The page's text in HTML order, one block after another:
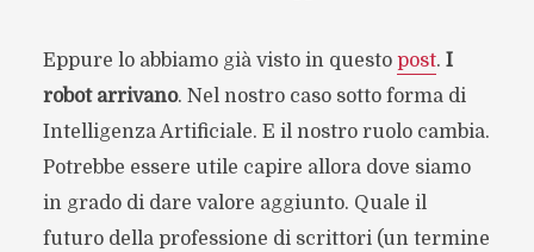
Eppure lo abbiamo già visto in questo post. I
robot arrivano. Nel nostro caso sotto forma di
Intelligenza Artificiale. E il nostro ruolo cambia.
Potrebbe essere utile capire allora dove siamo
in grado di dare valore aggiunto. Quale il
futuro della professione di scrittori (un termine